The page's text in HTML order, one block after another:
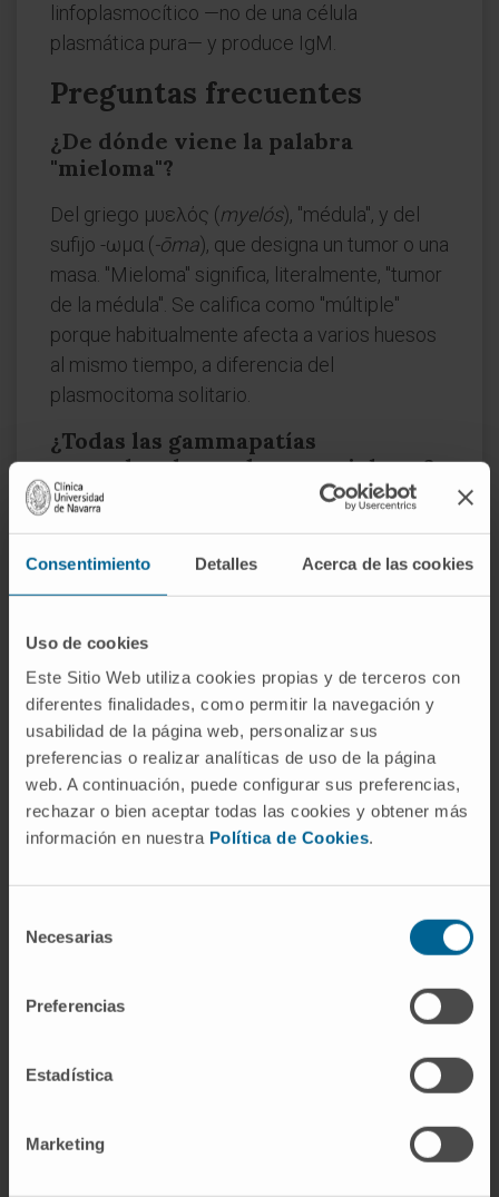
Consentimiento Detalles Acerca de las cookies
Uso de cookies
Este Sitio Web utiliza cookies propias y de terceros con
diferentes finalidades, como permitir la navegación y
usabilidad de la página web, personalizar sus
preferencias o realizar analíticas de uso de la página
web. A continuación, puede configurar sus preferencias,
rechazar o bien aceptar todas las cookies y obtener más
información en nuestra Política de Cookies.
Necesarias
Preferencias
Estadística
Marketing
linfoplasmocítico —no de una célula
plasmática pura— y produce IgM.
Preguntas frecuentes
¿De dónde viene la palabra
"mieloma"?
Del griego μυελός (myelós), "médula", y del
sufijo -ωμα (-ōma), que designa un tumor o una
masa. "Mieloma" significa, literalmente, "tumor
de la médula". Se califica como "múltiple"
porque habitualmente afecta a varios huesos
al mismo tiempo, a diferencia del
plasmocitoma solitario.
¿Todas las gammapatías
monoclonales acaban en mieloma?
No. La GMSI, que es la gammapatía
progresión a mieloma de aproximadamente el
1 % anual. La mayoría de las personas con
GMSI no desarrollarán nunca un mieloma. Lo
los mielomas están precedidos por una GMSI
previa.
¿Es lo mismo mieloma múltiple que
cáncer de médula ósea?
"Cáncer de médula ósea" no es un diagnóstico
neoplasias que se originan en la médula. En
las células plasmáticas de la médula ósea.
celulares diferentes.
¿Qué son los criterios CRAB?